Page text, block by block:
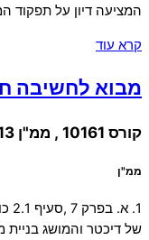
המציעה דיון על
קרא עוד
מבוא לחשיבה
קורס 10161 , ממ"ן 13 , ציון 99
ממ"ן
של דיכטר והמושג